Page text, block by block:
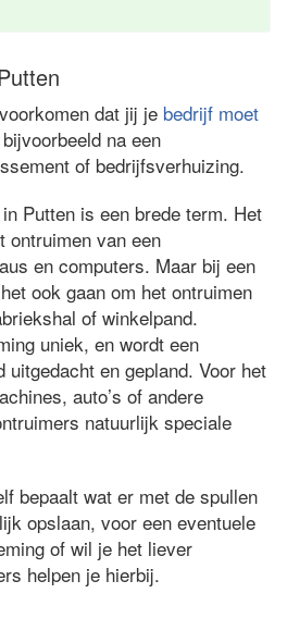
dat jij je bedrijf moet
na een
of bedrijfsverhuizing.
Putten is een brede term. Het
ontruimen van een
en computers. Maar bij een
ook gaan om het ontruimen
of winkelpand.
uniek, en wordt een
uitgedacht en gepland. Voor het
auto’s of andere
natuurlijk speciale
bepaalt wat er met de spullen
opslaan, voor een eventuele
of wil je het liever
helpen je hierbij.